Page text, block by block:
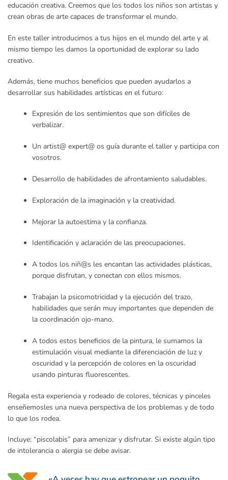
educación creativa. Creemos que los todos los niños son artistas y
crean obras de arte capaces de transformar el mundo.
En este taller introducimos a tus hijos en el mundo del arte y al
mismo tiempo les damos la oportunidad de explorar su lado
creativo.
Además, tiene muchos beneficios que pueden ayudarlos a
desarrollar sus habilidades artísticas en el futuro:
Expresión de los sentimientos que son difíciles de
verbalizar.
Un artist@ expert@ os guía durante el taller y participa con
vosotros.
Desarrollo de habilidades de afrontamiento saludables.
Exploración de la imaginación y la creatividad.
Mejorar la autoestima y la confianza.
Identificación y aclaración de las preocupaciones.
A todos los niñ@s les encantan las actividades plásticas,
porque disfrutan, y conectan con ellos mismos.
Trabajan la psicomotricidad y la ejecución del trazo,
habilidades que serán muy importantes que dependen de
la coordinación ojo-mano.
A todos estos beneficios de la pintura, le sumamos la
estimulación visual mediante la diferenciación de luz y
oscuridad y la percepción de colores en la oscuridad
usando pinturas fluorescentes.
Regala esta experiencia y rodeado de colores, técnicas y pinceles
enseñemosles una nueva perspectiva de los problemas y de todo
lo que los rodea.
Incluye: “piscolabis” para amenizar y disfrutar. Si existe algún tipo
de intolerancia o alergia se debe avisar.